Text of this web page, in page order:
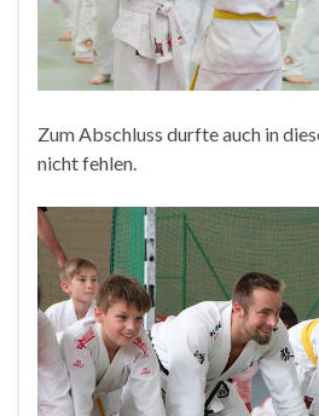
Zum Abschluss durfte auch in
nicht fehlen.